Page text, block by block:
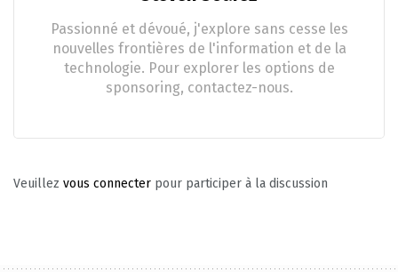
Passionné et dévoué, j'explore sans cesse les
nouvelles frontières de l'information et de la
technologie. Pour explorer les options de
sponsoring, contactez-nous.
Veuillez vous connecter pour participer à la discussion